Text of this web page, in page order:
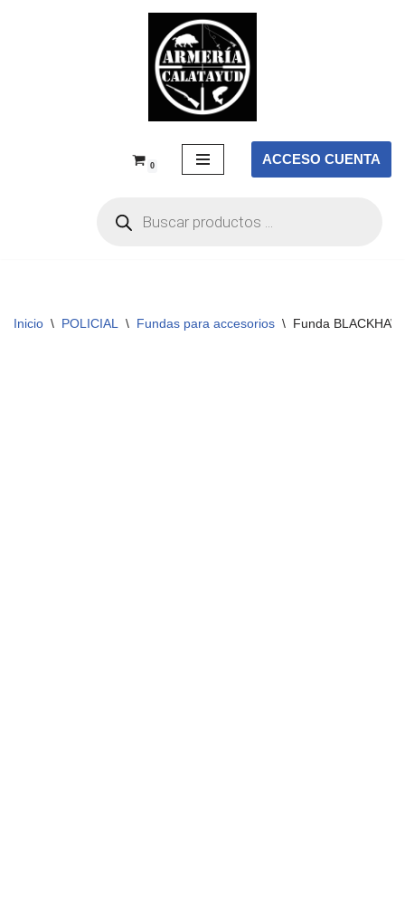
0 ACCESO CUENTA
Inicio \ POLICIAL \ Fundas para accesorios \ Funda